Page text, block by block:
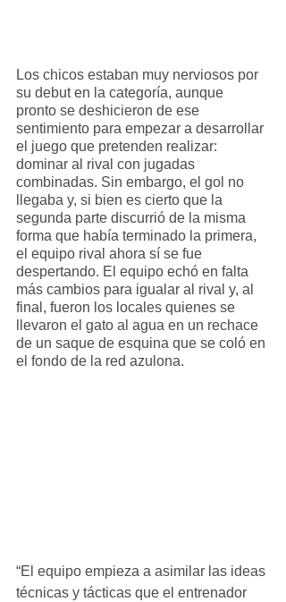
Los chicos estaban muy nerviosos por
su debut en la categoría, aunque
pronto se deshicieron de ese
sentimiento para empezar a desarrollar
el juego que pretenden realizar:
dominar al rival con jugadas
combinadas. Sin embargo, el gol no
llegaba y, si bien es cierto que la
segunda parte discurrió de la misma
forma que había terminado la primera,
el equipo rival ahora sí se fue
despertando. El equipo echó en falta
más cambios para igualar al rival y, al
final, fueron los locales quienes se
llevaron el gato al agua en un rechace
de un saque de esquina que se coló en
el fondo de la red azulona.
“El equipo empieza a asimilar las ideas
técnicas y tácticas que el entrenador